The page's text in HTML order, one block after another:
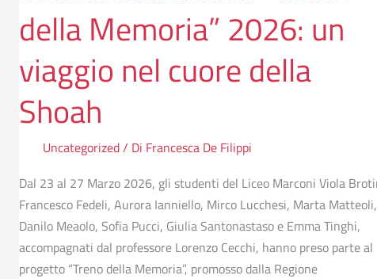
della Memoria” 2026: un
viaggio nel cuore della
Shoah
Uncategorized/ Di Francesca De Filippi
Dal 23 al 27 Marzo 2026, gli studenti del Liceo Marconi Viola
Francesco Fedeli, Aurora Ianniello, Mirco Lucchesi, Marta Matteoli,
Danilo Meaolo, Sofia Pucci, Giulia Santonastaso e Emma Tinghi,
accompagnati dal professore Lorenzo Cecchi, hanno preso parte al
progetto “Treno della Memoria”, promosso dalla Regione
Shoah